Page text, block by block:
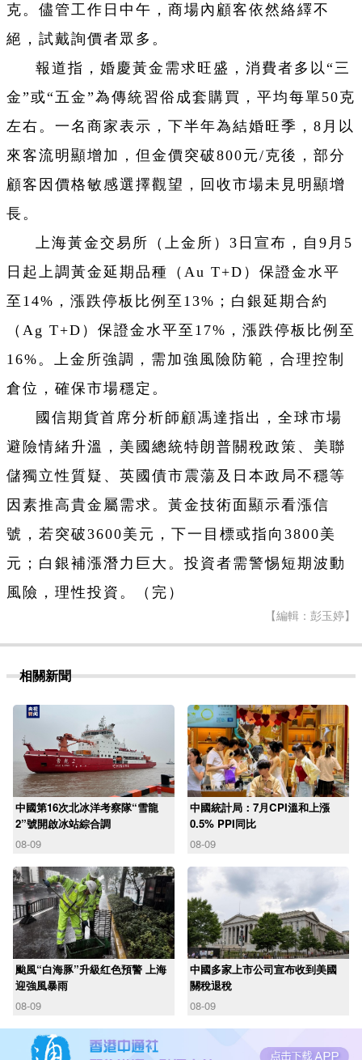
克。儘管工作日中午，商場內顧客依然絡繹不
絕，試戴詢價者眾多。
報道指，婚慶黃金需求旺盛，消費者多以“三
金”或“五金”為傳統習俗成套購買，平均每單50克
左右。一名商家表示，下半年為結婚旺季，8月以
來客流明顯增加，但金價突破800元/克後，部分
顧客因價格敏感選擇觀望，回收市場未見明顯增
長。
上海黃金交易所（上金所）3日宣布，自9月5
日起上調黃金延期品種（Au T+D）保證金水平
至14%，漲跌停板比例至13%；白銀延期合約
（Ag T+D）保證金水平至17%，漲跌停板比例至
16%。上金所強調，需加強風險防範，合理控制
倉位，確保市場穩定。
國信期貨首席分析師顧馮達指出，全球市場
避險情緒升溫，美國總統特朗普關稅政策、美聯
儲獨立性質疑、英國債市震蕩及日本政局不穩等
因素推高貴金屬需求。黃金技術面顯示看漲信
號，若突破3600美元，下一目標或指向3800美
元；白銀補漲潛力巨大。投資者需警惕短期波動
風險，理性投資。（完）
【編輯：彭玉婷】
相關新聞
中國第16次北冰洋考察隊“雪龍
2”號開啟冰站綜合調
08-09
中國統計局：7月CPI溫和上漲
0.5% PPI同比
08-09
颱風“白海豚”升級红色預警 上海
迎強風暴雨
08-09
中國多家上市公司宣布收到美國
關稅退稅
08-09